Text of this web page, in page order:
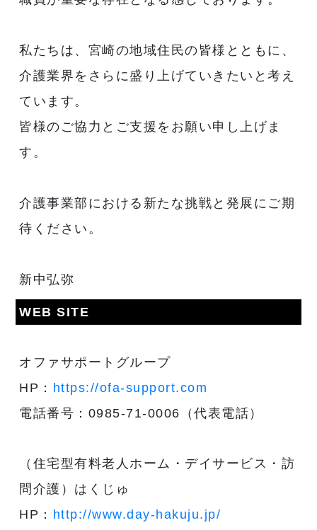
私たちは、宮崎の地域住民の皆様とともに、
介護業界をさらに盛り上げていきたいと考え
ています。
皆様のご協力とご支援をお願い申し上げま
す。
介護事業部における新たな挑戦と発展にご期
待ください。
新中弘弥
WEB SITE
オファサポートグループ
HP： https://ofa-support.com
電話番号：0985-71-0006（代表電話）
（住宅型有料老人ホーム・デイサービス・訪
問介護）はくじゅ
HP： http://www.day-hakuju.jp/